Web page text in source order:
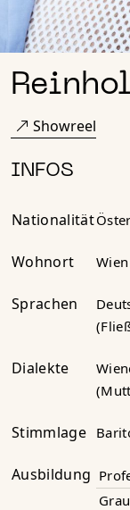
Showreel
INFOS
Nationalität
Wohnort
Sprachen
Dialekte
Stimmlage
Ausbildung